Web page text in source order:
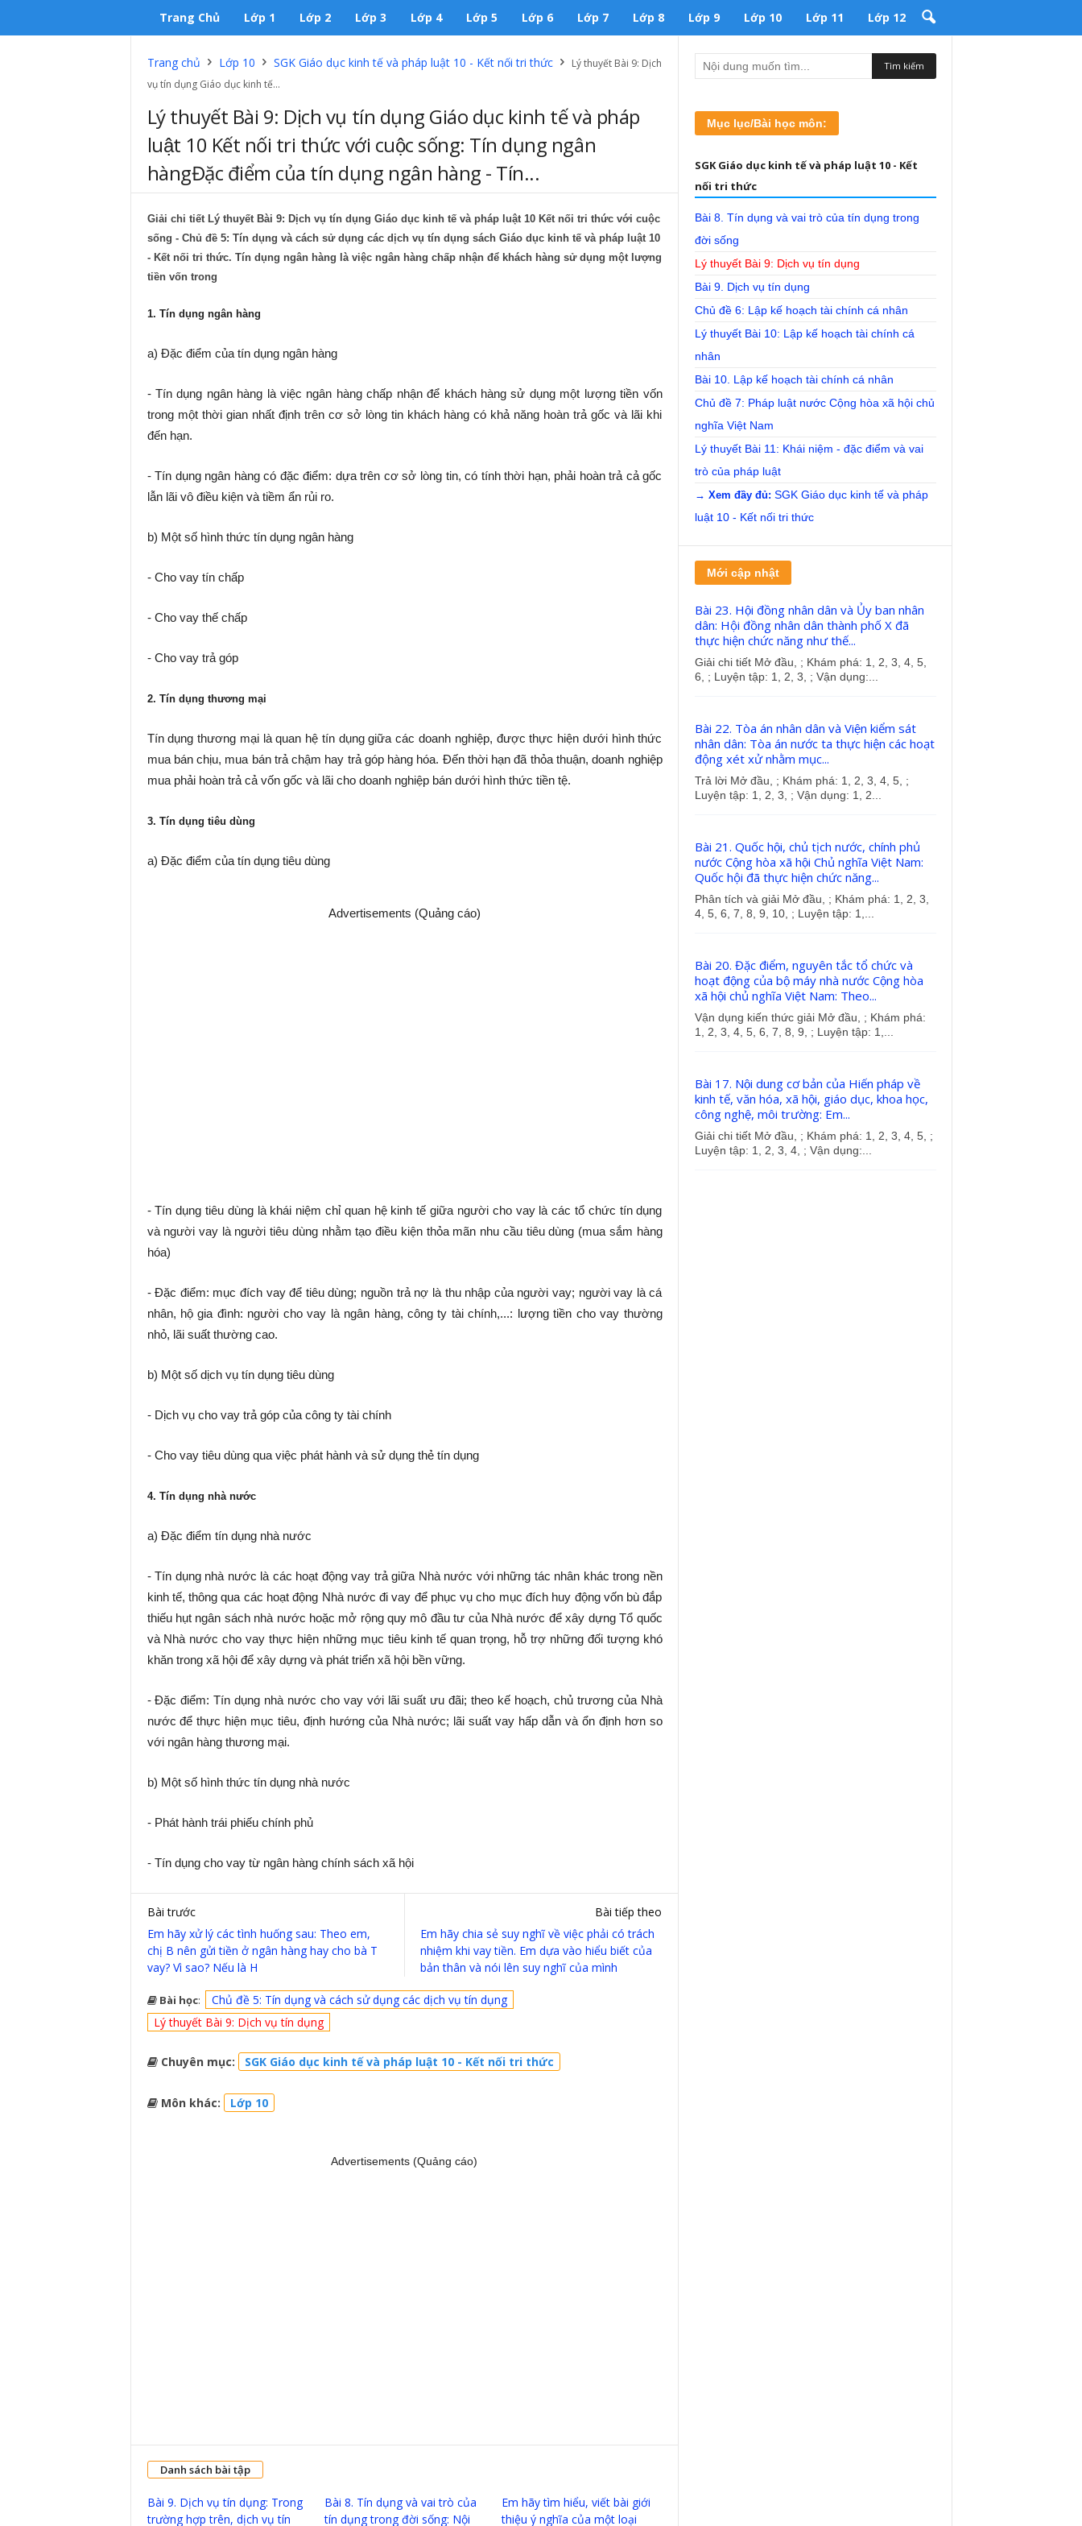
Trang Chủ Lớp 1 Lớp 2 Lớp 3 Lớp 4 Lớp 5 Lớp 6 Lớp 7 Lớp 8 Lớp 9 Lớp 10 Lớp 11 Lớp 12
Trang chủ Lớp 10 SGK Giáo dục kinh tế và pháp luật 10 - Kết nối tri thức
Lý thuyết Bài 9: Dịch
vụ tín dụng Giáo dục kinh tế...
Lý thuyết Bài 9: Dịch vụ tín dụng Giáo dục kinh tế và pháp
luật 10 Kết nối tri thức với cuộc sống: Tín dụng ngân
hàngĐặc điểm của tín dụng ngân hàng - Tín...
Giải chi tiết Lý thuyết Bài 9: Dịch vụ tín dụng Giáo dục kinh tế và pháp luật 10 Kết nối tri thức với cuộc
sống - Chủ đề 5: Tín dụng và cách sử dụng các dịch vụ tín dụng sách Giáo dục kinh tế và pháp luật 10
- Kết nối tri thức. Tín dụng ngân hàng là việc ngân hàng chấp nhận để khách hàng sử dụng một lượng
tiền vốn trong
1. Tín dụng ngân hàng
a) Đặc điểm của tín dụng ngân hàng
- Tín dụng ngân hàng là việc ngân hàng chấp nhận để khách hàng sử dụng một lượng tiền vốn
trong một thời gian nhất định trên cơ sở lòng tin khách hàng có khả năng hoàn trả gốc và lãi khi
đến hạn.
- Tín dụng ngân hàng có đặc điểm: dựa trên cơ sở lòng tin, có tính thời hạn, phải hoàn trả cả gốc
lẫn lãi vô điều kiện và tiềm ẩn rủi ro.
b) Một số hình thức tín dụng ngân hàng
- Cho vay tín chấp
- Cho vay thế chấp
- Cho vay trả góp
2. Tín dụng thương mại
Tín dụng thương mại là quan hệ tín dụng giữa các doanh nghiệp, được thực hiện dưới hình thức
mua bán chịu, mua bán trả chậm hay trả góp hàng hóa. Đến thời hạn đã thỏa thuận, doanh nghiệp
mua phải hoàn trả cả vốn gốc và lãi cho doanh nghiệp bán dưới hình thức tiền tệ.
3. Tín dụng tiêu dùng
a) Đặc điểm của tín dụng tiêu dùng
Advertisements (Quảng cáo)
- Tín dụng tiêu dùng là khái niệm chỉ quan hệ kinh tế giữa người cho vay là các tổ chức tín dụng
và người vay là người tiêu dùng nhằm tạo điều kiện thỏa mãn nhu cầu tiêu dùng (mua sắm hàng
hóa)
- Đặc điểm: mục đích vay để tiêu dùng; nguồn trả nợ là thu nhập của người vay; người vay là cá
nhân, hộ gia đình: người cho vay là ngân hàng, công ty tài chính,...: lượng tiền cho vay thường
nhỏ, lãi suất thường cao.
b) Một số dịch vụ tín dụng tiêu dùng
- Dịch vụ cho vay trả góp của công ty tài chính
- Cho vay tiêu dùng qua việc phát hành và sử dụng thẻ tín dụng
4. Tín dụng nhà nước
a) Đặc điểm tín dụng nhà nước
- Tín dụng nhà nước là các hoạt động vay trả giữa Nhà nước với những tác nhân khác trong nền
kinh tế, thông qua các hoạt động Nhà nước đi vay để phục vụ cho mục đích huy động vốn bù đắp
thiếu hụt ngân sách nhà nước hoặc mở rộng quy mô đầu tư của Nhà nước để xây dựng Tổ quốc
và Nhà nước cho vay thực hiện những mục tiêu kinh tế quan trọng, hỗ trợ những đối tượng khó
khăn trong xã hội để xây dựng và phát triển xã hội bền vững.
- Đặc điểm: Tín dụng nhà nước cho vay với lãi suất ưu đãi; theo kế hoạch, chủ trương của Nhà
nước để thực hiện mục tiêu, định hướng của Nhà nước; lãi suất vay hấp dẫn và ổn định hơn so
với ngân hàng thương mại.
b) Một số hình thức tín dụng nhà nước
- Phát hành trái phiếu chính phủ
- Tín dụng cho vay từ ngân hàng chính sách xã hội
Bài trước
Em hãy xử lý các tình huống sau: Theo em,
chị B nên gửi tiền ở ngân hàng hay cho bà T
vay? Vì sao? Nếu là H
Bài tiếp theo
Em hãy chia sẻ suy nghĩ về việc phải có trách
nhiệm khi vay tiền. Em dựa vào hiểu biết của
bản thân và nói lên suy nghĩ của mình
Bài học:
Chủ đề 5: Tín dụng và cách sử dụng các dịch vụ tín dụng
Lý thuyết Bài 9: Dịch vụ tín dụng
Chuyên mục: SGK Giáo dục kinh tế và pháp luật 10 - Kết nối tri thức
Môn khác: Lớp 10
Advertisements (Quảng cáo)
Danh sách bài tập
Bài 9. Dịch vụ tín dụng: Trong
trường hợp trên, dịch vụ tín
Bài 8. Tín dụng và vai trò của
tín dụng trong đời sống: Nội
Em hãy tìm hiểu, viết bài giới
thiệu ý nghĩa của một loại
Mục lục/Bài học môn:
SGK Giáo dục kinh tế và pháp luật 10 - Kết
nối tri thức
Bài 8. Tín dụng và vai trò của tín dụng trong
đời sống
Lý thuyết Bài 9: Dịch vụ tín dụng
Bài 9. Dịch vụ tín dụng
Chủ đề 6: Lập kế hoạch tài chính cá nhân
Lý thuyết Bài 10: Lập kế hoạch tài chính cá
nhân
Bài 10. Lập kế hoạch tài chính cá nhân
Chủ đề 7: Pháp luật nước Cộng hòa xã hội chủ
nghĩa Việt Nam
Lý thuyết Bài 11: Khái niệm - đặc điểm và vai
trò của pháp luật
→ Xem đầy đủ: SGK Giáo dục kinh tế và pháp
luật 10 - Kết nối tri thức
Mới cập nhật
Bài 23. Hội đồng nhân dân và Ủy ban nhân
dân: Hội đồng nhân dân thành phố X đã
thực hiện chức năng như thế...
Giải chi tiết Mở đầu, ; Khám phá: 1, 2, 3, 4, 5,
6, ; Luyện tập: 1, 2, 3, ; Vận dụng:...
Bài 22. Tòa án nhân dân và Viện kiểm sát
nhân dân: Tòa án nước ta thực hiện các hoạt
động xét xử nhằm mục...
Trả lời Mở đầu, ; Khám phá: 1, 2, 3, 4, 5, ;
Luyện tập: 1, 2, 3, ; Vận dụng: 1, 2...
Bài 21. Quốc hội, chủ tịch nước, chính phủ
nước Cộng hòa xã hội Chủ nghĩa Việt Nam:
Quốc hội đã thực hiện chức năng...
Phân tích và giải Mở đầu, ; Khám phá: 1, 2, 3,
4, 5, 6, 7, 8, 9, 10, ; Luyện tập: 1,...
Bài 20. Đặc điểm, nguyên tắc tổ chức và
hoạt động của bộ máy nhà nước Cộng hòa
xã hội chủ nghĩa Việt Nam: Theo...
Vận dụng kiến thức giải Mở đầu, ; Khám phá:
1, 2, 3, 4, 5, 6, 7, 8, 9, ; Luyện tập: 1,...
Bài 17. Nội dung cơ bản của Hiến pháp về
kinh tế, văn hóa, xã hội, giáo dục, khoa học,
công nghệ, môi trường: Em...
Giải chi tiết Mở đầu, ; Khám phá: 1, 2, 3, 4, 5, ;
Luyện tập: 1, 2, 3, 4, ; Vận dụng:...